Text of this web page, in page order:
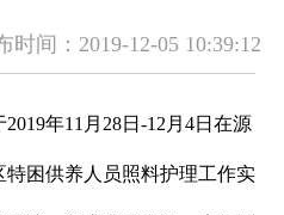
：2019-12-05 10:39:12
2019年11月28日-12月4日在源
困供养人员照料护理工作实